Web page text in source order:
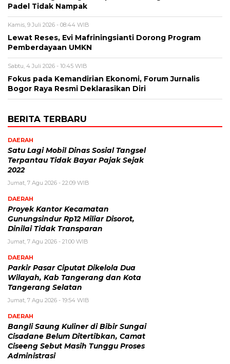
Padel Tidak Nampak
Kamis, 9 Juli 2026 - 08:44 WIB
Lewat Reses, Evi Mafriningsianti Dorong Program
Pemberdayaan UMKN
Sabtu, 4 Juli 2026 - 10:45 WIB
Fokus pada Kemandirian Ekonomi, Forum Jurnalis
Bogor Raya Resmi Deklarasikan Diri
BERITA TERBARU
DAERAH
Satu Lagi Mobil Dinas Sosial Tangsel
Terpantau Tidak Bayar Pajak Sejak
2022
Jumat, 7 Agu 2026 - 22:09 WIB
DAERAH
Proyek Kantor Kecamatan
Gunungsindur Rp12 Miliar Disorot,
Dinilai Tidak Transparan
Jumat, 7 Agu 2026 - 21:00 WIB
DAERAH
Parkir Pasar Ciputat Dikelola Dua
Wilayah, Kab Tangerang dan Kota
Tangerang Selatan
Jumat, 7 Agu 2026 - 19:54 WIB
DAERAH
Bangli Saung Kuliner di Bibir Sungai
Cisadane Belum Ditertibkan, Camat
Ciseeng Sebut Masih Tunggu Proses
Administrasi